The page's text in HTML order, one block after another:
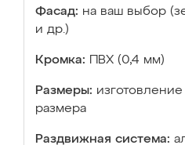
Фасад: на ваш выбор
и др.)
Кромка: ПВХ (0,4 мм)
Размеры:
размера
Раздвижная система: